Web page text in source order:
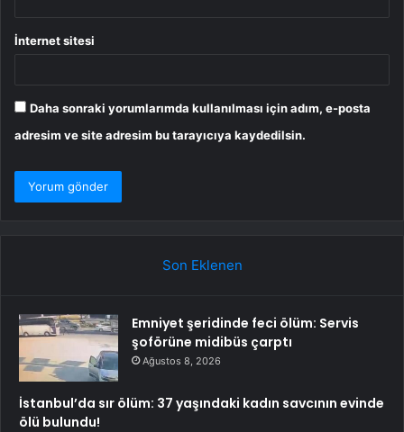
İnternet sitesi
Daha sonraki yorumlarımda kullanılması için adım, e-posta
adresim ve site adresim bu tarayıcıya kaydedilsin.
Son Eklenen
Emniyet şeridinde feci ölüm: Servis
şoförüne midibüs çarptı
Ağustos 8, 2026
İstanbul’da sır ölüm: 37 yaşındaki kadın savcının evinde
ölü bulundu!